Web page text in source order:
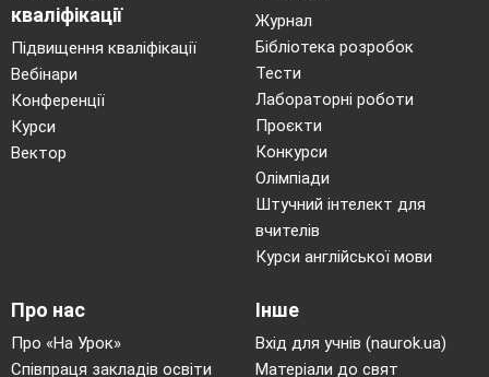
кваліфікації
Підвищення кваліфікації
Вебінари
Конференції
Курси
Вектор
Журнал
Бібліотека розробок
Тести
Лабораторні роботи
Проєкти
Конкурси
Олімпіади
Штучний інтелект для
вчителів
Курси англійської мови
Про нас
Про «На Урок»
Співпраця закладів освіти
Інше
Вхід для учнів (naurok.ua)
Матеріали до свят